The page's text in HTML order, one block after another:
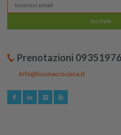
Iscriviti
Prenotazioni
info@buonacrociera.it